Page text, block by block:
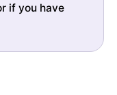
if you have